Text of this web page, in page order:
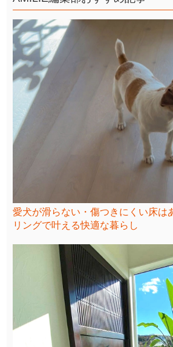
愛犬が滑らない・傷つきにくい床は
リングで叶える快適な暮らし